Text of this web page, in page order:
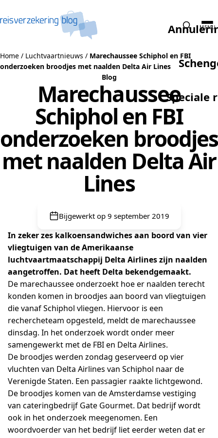
Speciale
MENU
Home / Luchtvaartnieuws / Marechaussee Schiphol en FBI
onderzoeken broodjes met naalden Delta Air Lines
Blog
Marechaussee
Schiphol en FBI
onderzoeken broodjes
met naalden Delta Air
Lines
Bijgewerkt op 9 september 2019
In zeker zes kalkoensandwiches aan boord van vier
vliegtuigen van de Amerikaanse
luchtvaartmaatschappij Delta Airlines zijn naalden
aangetroffen. Dat heeft Delta bekendgemaakt.
De marechaussee onderzoekt hoe er naalden terecht
konden komen in broodjes aan boord van vliegtuigen
die vanaf Schiphol vliegen. Hiervoor is een
rechercheteam opgesteld, meldt de marechaussee
dinsdag. In het onderzoek wordt onder meer
samengewerkt met de FBI en Delta Airlines.
De broodjes werden zondag geserveerd op vier
vluchten van Delta Airlines van Schiphol naar de
Verenigde Staten. Een passagier raakte lichtgewond.
De broodjes komen van de Amsterdamse vestiging
van cateringbedrijf Gate Gourmet. Dat bedrijf wordt
ook in het onderzoek meegenomen. Een
woordvoerder van het bedrijf liet eerder weten dat er